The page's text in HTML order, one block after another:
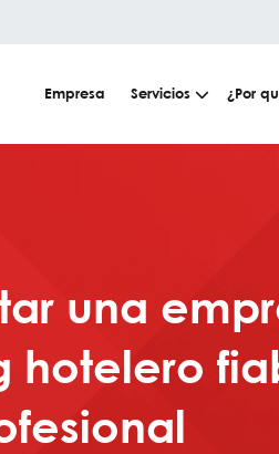
Empresa Servicios ¿Por
una
hotelero